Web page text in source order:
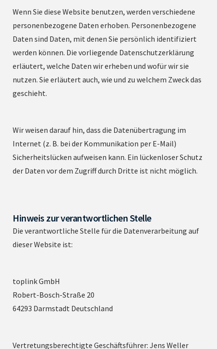
Wenn Sie diese Website benutzen, werden verschiedene
personenbezogene Daten erhoben. Personenbezogene
Daten sind Daten, mit denen Sie persönlich identifiziert
werden können. Die vorliegende Datenschutzerklärung
erläutert, welche Daten wir erheben und wofür wir sie
nutzen. Sie erläutert auch, wie und zu welchem Zweck das
geschieht.
Wir weisen darauf hin, dass die Datenübertragung im
Internet (z. B. bei der Kommunikation per E-Mail)
Sicherheitslücken aufweisen kann. Ein lückenloser Schutz
der Daten vor dem Zugriff durch Dritte ist nicht möglich.
Hinweis zur verantwortlichen Stelle
Die verantwortliche Stelle für die Datenverarbeitung auf
dieser Website ist:
toplink GmbH
Robert-Bosch-Straße 20
64293 Darmstadt Deutschland
Vertretungsberechtigte Geschäftsführer: Jens Weller